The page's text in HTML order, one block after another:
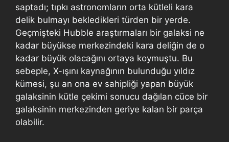
saptadı; tıpkı astronomların orta kütleli kara
delik bulmayı bekledikleri türden bir yerde.
Geçmişteki Hubble araştırmaları bir galaksi ne
kadar büyükse merkezindeki kara deliğin de o
kadar büyük olacağını ortaya koymuştu. Bu
sebeple, X-ışını kaynağının bulunduğu yıldız
kümesi, şu an ona ev sahipliği yapan büyük
galaksinin kütle çekimi sonucu dağılan cüce bir
galaksinin merkezinden geriye kalan bir parça
olabilir.